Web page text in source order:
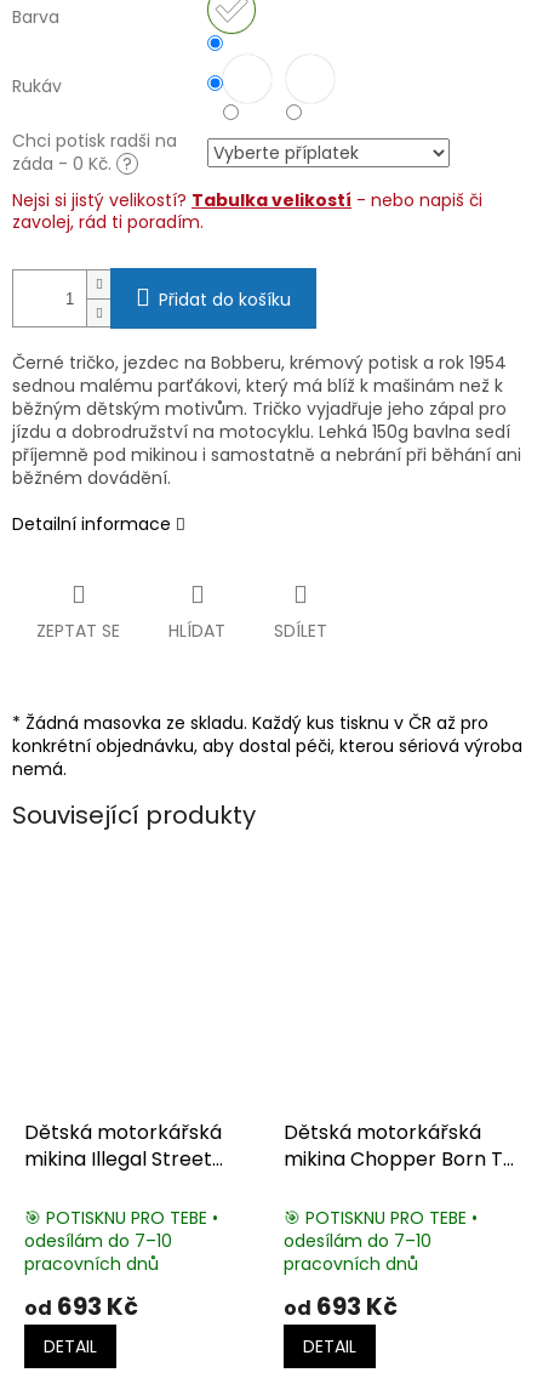
Barva
Rukáv
Chci potisk radši na
záda - 0 Kč. ?
Nejsi si jistý velikostí? Tabulka velikostí - nebo napiš či
zavolej, rád ti poradím.
Přidat do košíku
Černé tričko, jezdec na Bobberu, krémový potisk a rok 1954
sednou malému parťákovi, který má blíž k mašinám než k
běžným dětským motivům. Tričko vyjadřuje jeho zápal pro
jízdu a dobrodružství na motocyklu. Lehká 150g bavlna sedí
příjemně pod mikinou i samostatně a nebrání při běhání ani
běžném dovádění.
Detailní informace
ZEPTAT SE HLÍDAT SDÍLET
* Žádná masovka ze skladu. Každý kus tisknu v ČR až pro
konkrétní objednávku, aby dostal péči, kterou sériová výroba
nemá.
Související produkty
Dětská motorkářská
mikina Illegal Street
🎯 POTISKNU PRO TEBE •
odesílám do 7–10
pracovních dnů
od 693 Kč
DETAIL
Dětská motorkářská
mikina Chopper Born To
🎯 POTISKNU PRO TEBE •
odesílám do 7–10
pracovních dnů
od 693 Kč
DETAIL